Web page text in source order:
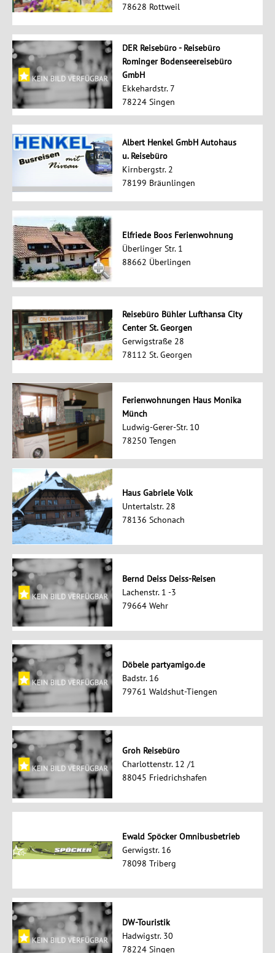
78628 Rottweil
DER Reisebüro - Reisebüro
Rominger Bodenseereisebüro
GmbH
Ekkehardstr. 7
78224 Singen
Albert Henkel GmbH Autohaus
u. Reisebüro
Kirnbergstr. 2
78199 Bräunlingen
Elfriede Boos Ferienwohnung
Überlinger Str. 1
88662 Überlingen
Reisebüro Bühler Lufthansa City
Center St. Georgen
Gerwigstraße 28
78112 St. Georgen
Ferienwohnungen Haus Monika
Münch
Ludwig-Gerer-Str. 10
78250 Tengen
Haus Gabriele Volk
Untertalstr. 28
78136 Schonach
Bernd Deiss Deiss-Reisen
Lachenstr. 1 -3
79664 Wehr
Döbele partyamigo.de
Badstr. 16
79761 Waldshut-Tiengen
Groh Reisebüro
Charlottenstr. 12 /1
88045 Friedrichshafen
Ewald Spöcker Omnibusbetrieb
Gerwigstr. 16
78098 Triberg
DW-Touristik
Hadwigstr. 30
78224 Singen